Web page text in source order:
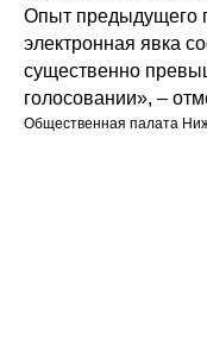
Опыт предыдущего
электронная явка
существенно
голосовании», –
Общественная палата